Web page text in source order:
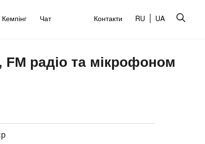
Кемпінг Чат Контакти RU UA
радіо та мікрофоном